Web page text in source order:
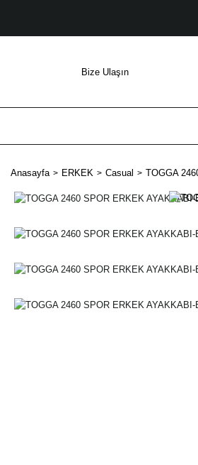
Bize Ulaşın
Anasayfa ERKEK Casual TOGGA